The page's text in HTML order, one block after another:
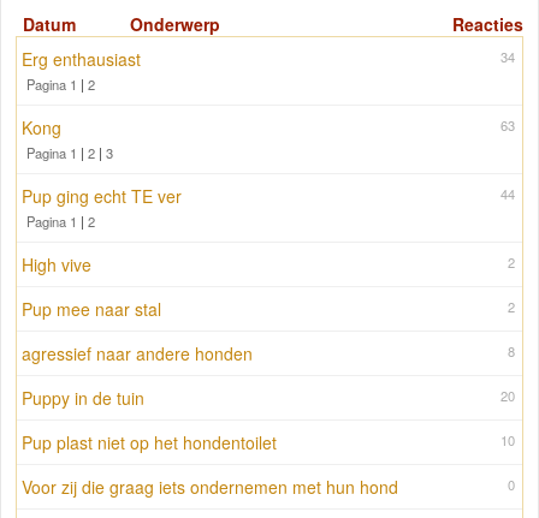
Reacties
Datum Onderwerp
34
Erg enthausiast
Pagina 1 | 2
63
Kong
Pagina 1 | 2 | 3
44
Pup ging echt TE ver
Pagina 1 | 2
2
High vive
2
Pup mee naar stal
8
agressief naar andere honden
20
Puppy in de tuin
10
Pup plast niet op het hondentoilet
0
Voor zij die graag iets ondernemen met hun hond